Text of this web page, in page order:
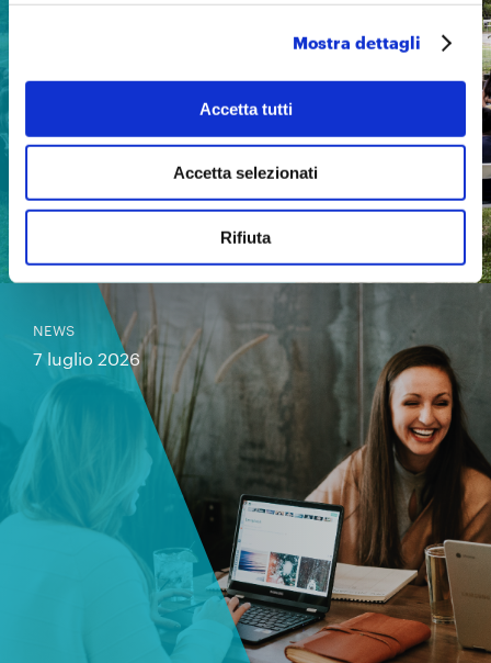
Mostra dettagli
Accetta tutti
Accetta selezionati
Rifiuta
Un Arcipelago Educativo per l’estate
NEWS
7 luglio 2026